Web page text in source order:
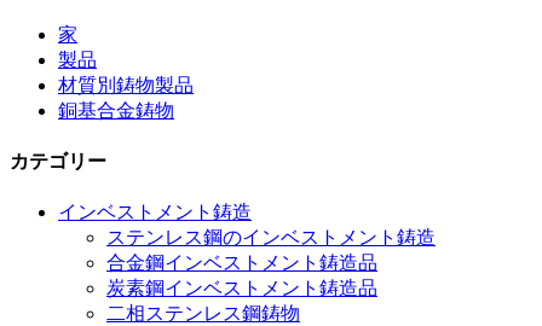
家
製品
材質別鋳物製品
銅基合金鋳物
カテゴリー
インベストメント鋳造
ステンレス鋼のインベストメント鋳造
合金鋼インベストメント鋳造品
炭素鋼インベストメント鋳造品
二相ステンレス鋼鋳物